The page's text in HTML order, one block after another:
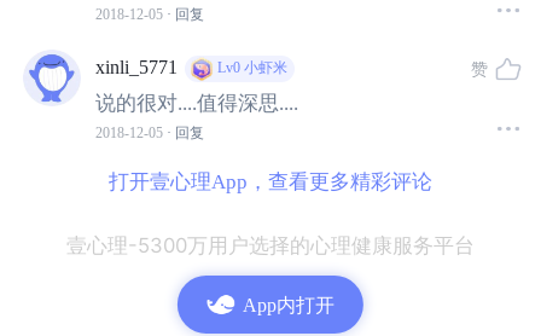
但和不学之前相比而言，至少有几点可以肯定：
有更好的自我反省能力
有更好的情绪识别能力
有更清晰地看到界限的 能力
训练情商，我能想到的最好的办法，当然就是系统地学习
2018-12-05 · 回复
xinli_5771 Lv0 小虾米
说的很对....值得深思....
2018-12-05 · 回复
赞
打开壹心理App，查看更多精彩评论
壹心理-5300万用户选择的心理健康服务平台
App内打开